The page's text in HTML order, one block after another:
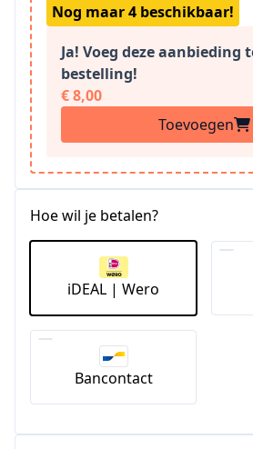
Nog maar 4 beschikbaar!
Ja! Voeg deze aanbieding
bestelling!
€ 8,00
Toevoegen
Hoe wil je betalen?
iDEAL | Wero
Bancontact